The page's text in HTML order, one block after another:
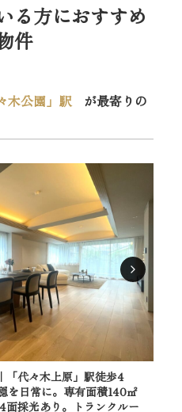
る方におすすめ
件
木公園」駅 が最寄りの
「代々木上原」駅徒歩4
を日常に。専有面積140㎡
採光あり。トランクルー